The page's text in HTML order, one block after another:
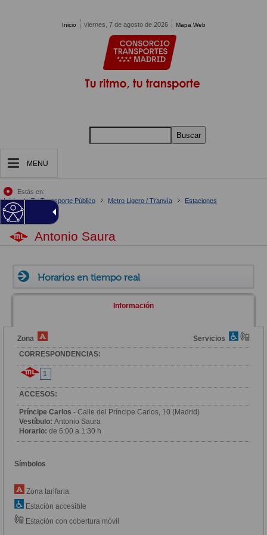
Inicio viernes, 7 de agosto de 2026 Mapa Web
Buscar
MENU
Estás en:
Inicio
Tu Transporte Público Metro Ligero / Tranvía
Estaciones
Antonio Saura
Antonio Saura
Horarios en tiempo real
Información
Zona
Servicios
CORRESPONDENCIAS:
1
ACCESOS:
Príncipe Carlos - Calle del Príncipe Carlos, 10 (Madrid)
Vestíbulo: Antonio Saura
Horario: de 6:00 a 1:30 h
Símbolos
Zona tarifaria
Estación accesible
Estación con cobertura móvil